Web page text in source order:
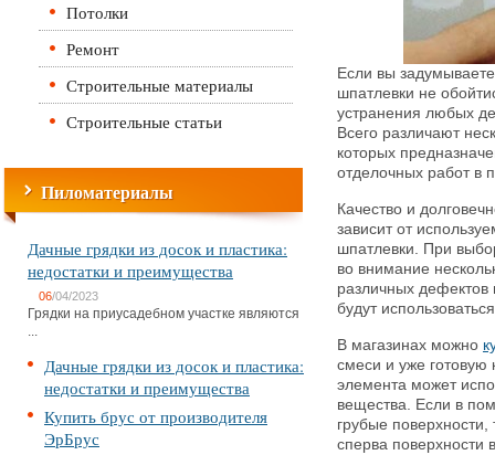
Потолки
Ремонт
Строительные материалы
Строительные статьи
Пиломатериалы
Дачные грядки из досок и пластика:
недостатки и преимущества
06/04/2023
Грядки на приусадебном участке являются
...
Дачные грядки из досок и пластика:
недостатки и преимущества
Купить брус от производителя
ЭрБрус
Если вы
шпатлевки не
устранения любых
Всего различают
которых
отделочных работ в
Качество и
зависит от
шпатлевки. При
во внимание
различных дефектов
будут
В магазинах можно
смеси и уже готовую
элемента может
вещества. Если в
грубые
сперва поверхности